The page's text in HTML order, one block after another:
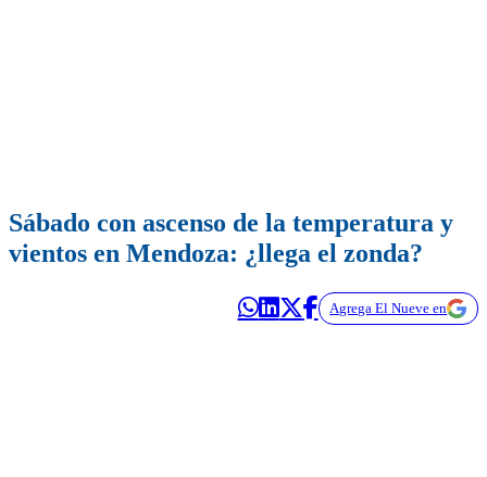
Sábado con ascenso de la temperatura y
vientos en Mendoza: ¿llega el zonda?
Agrega El Nueve en